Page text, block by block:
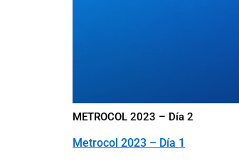
METROCOL 2023 – Día 2
Metrocol 2023 – Día 1